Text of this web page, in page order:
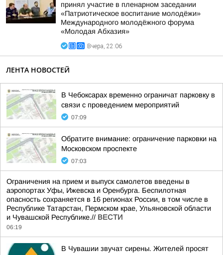
принял участие в пленарном заседании
«Патриотическое воспитание молодёжи»
Международного молодёжного форума
«Молодая Абхазия»
Вчера, 22:06
ЛЕНТА НОВОСТЕЙ
В Чебоксарах временно ограничат парковку в
связи с проведением мероприятий
07:09
Обратите внимание: ограничение парковки на
Московском проспекте
07:03
Ограничения на прием и выпуск самолетов введены в
аэропортах Уфы, Ижевска и Оренбурга. Беспилотная
опасность сохраняется в 16 регионах России, в том числе в
Республике Татарстан, Пермском крае, Ульяновской области
и Чувашской Республике.// ВЕСТИ
06:19
В Чувашии звучат сирены. Жителей просят